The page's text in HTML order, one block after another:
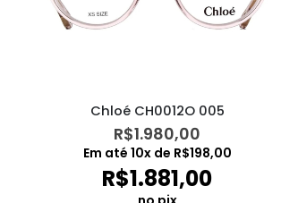
Chloé CH0012O 005
R$1.980,00
Em até 10x de R$198,00
R$1.881,00